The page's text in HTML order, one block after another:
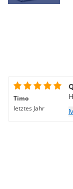
Timo
letztes Jahr